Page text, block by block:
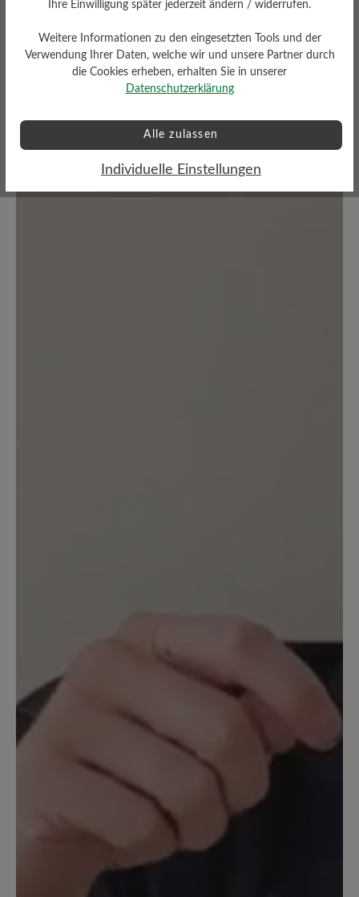
Bewertung schreiben
Keine Bewertungen gefunden. Teilen Sie Ihre Erfahrungen
Ihre Einwilligung später jederzeit ändern / widerrufen.
Weitere Informationen zu den eingesetzten Tools und der
Verwendung Ihrer Daten, welche wir und unsere Partner durch
die Cookies erheben, erhalten Sie in unserer
Datenschutzerklärung
Alle zulassen
Individuelle Einstellungen